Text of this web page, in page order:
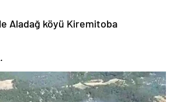
Aladağ köyü Kiremitoba